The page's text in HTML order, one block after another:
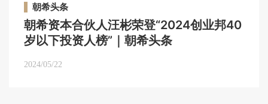
朝希头条
朝希资本合伙人汪彬荣登“2024创业邦40
岁以下投资人榜”｜朝希头条
2024/05/22